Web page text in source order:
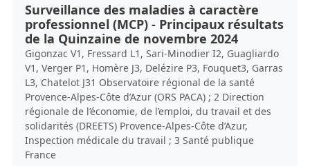
Surveillance des maladies à caractère
professionnel (MCP) - Principaux résultats
de la Quinzaine de novembre 2024
Gigonzac V1, Fressard L1, Sari-Minodier I2, Guagliardo
V1, Verger P1, Homère J3, Delézire P3, Fouquet3, Garras
L3, Chatelot J31 Observatoire régional de la santé
Provence-Alpes-Côte d’Azur (ORS PACA) ; 2 Direction
régionale de l’économie, de l’emploi, du travail et des
solidarités (DREETS) Provence-Alpes-Côte d’Azur,
Inspection médicale du travail ; 3 Santé publique
France